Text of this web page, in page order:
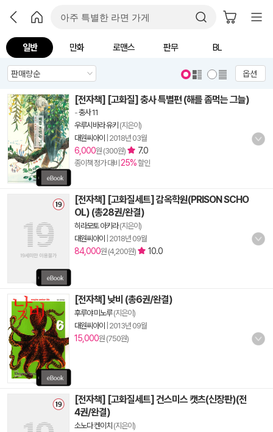
일반 만화 로맨스 판무 BL
옵션
[전자책] [고화질] 충사 특별편 (해를 좀먹는 그늘)
-충사 11
우루시바라 유키 (지은이)
대원씨아이
2018년 03월
6,000원 (300원) 7.0
종이책 정가 대비 25%할인
[전자책] [고화질세트] 감옥학원(PRISON SCHO
OL) (총28권/완결)
히라모토 아키라(지은이)
대원씨아이
2018년 09월
84,000원 (4,200원) 10.0
[전자책] 낮비 (총6권/완결)
후루야 미노루(지은이)
대원씨아이
2013년 09월
15,000원 (750원)
[전자책] [고화질세트] 건스미스 캣츠(신장판)(전
4권/완결)
소노다 켄이치 (지은이)